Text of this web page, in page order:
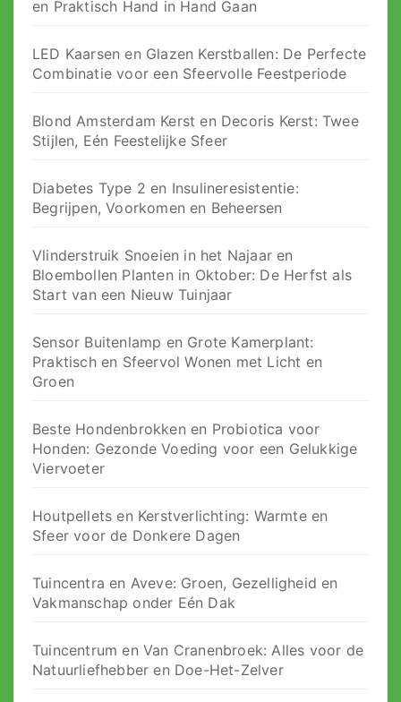
en Praktisch Hand in Hand Gaan
LED Kaarsen en Glazen Kerstballen: De Perfecte
Combinatie voor een Sfeervolle Feestperiode
Blond Amsterdam Kerst en Decoris Kerst: Twee
Stijlen, Eén Feestelijke Sfeer
Diabetes Type 2 en Insulineresistentie:
Begrijpen, Voorkomen en Beheersen
Vlinderstruik Snoeien in het Najaar en
Bloembollen Planten in Oktober: De Herfst als
Start van een Nieuw Tuinjaar
Sensor Buitenlamp en Grote Kamerplant:
Praktisch en Sfeervol Wonen met Licht en
Groen
Beste Hondenbrokken en Probiotica voor
Honden: Gezonde Voeding voor een Gelukkige
Viervoeter
Houtpellets en Kerstverlichting: Warmte en
Sfeer voor de Donkere Dagen
Tuincentra en Aveve: Groen, Gezelligheid en
Vakmanschap onder Eén Dak
Tuincentrum en Van Cranenbroek: Alles voor de
Natuurliefhebber en Doe-Het-Zelver